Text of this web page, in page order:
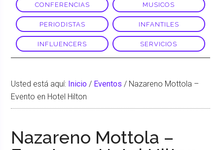
CONFERENCIAS MUSICOS
PERIODISTAS INFANTILES
INFLUENCERS SERVICIOS
Usted está aquí: Inicio / Eventos / Nazareno Mottola –
Evento en Hotel Hilton
Nazareno Mottola –